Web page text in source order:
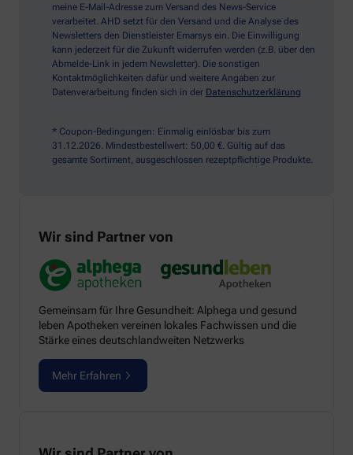
meine E-Mail-Adresse zum Versand des News-Service
verarbeitet. AHD setzt für den Versand und die Analyse des
Newsletters den Dienstleister Emarsys ein. Die Einwilligung
kann jederzeit für die Zukunft widerrufen werden (z.B. über den
Abmelde-Link in jedem Newsletter). Die sonstigen
Kontaktmöglichkeiten dafür und weitere Angaben zur
Datenverarbeitung finden sich in der Datenschutzerklärung
* Coupon-Bedingungen: Einmalig einlösbar bis zum
31.12.2026. Mindestbestellwert: 50,00 €. Gültig auf das
gesamte Sortiment, ausgeschlossen rezeptpflichtige Produkte.
Wir sind Partner von
Gemeinsam für Ihre Gesundheit: Alphega und gesund
leben Apotheken vereinen lokales Fachwissen und die
Stärke eines deutschlandweiten Netzwerks
Mehr Erfahren